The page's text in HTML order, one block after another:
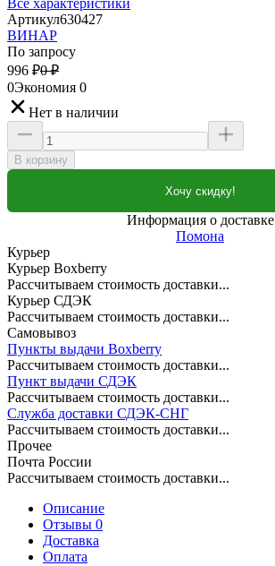
Все характеристики
Артикул630427
ВИНАР
По запросу
996 ₽0 ₽
0Экономия 0
Нет в наличии
В корзину
Хочу скидку!
Информация о доставке
Помона
Курьер
Курьер Boxberry
Рассчитываем стоимость доставки...
Курьер СДЭК
Рассчитываем стоимость доставки...
Самовывоз
Пункты выдачи Boxberry
Рассчитываем стоимость доставки...
Пункт выдачи СДЭК
Рассчитываем стоимость доставки...
Служба доставки СДЭК-СНГ
Рассчитываем стоимость доставки...
Прочее
Почта России
Рассчитываем стоимость доставки...
Описание
Отзывы 0
Доставка
Оплата